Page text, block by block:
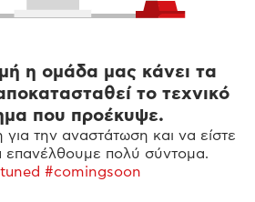
η ομάδα μας κάνει τα
το τεχνικό
που προέκυψε.
την αναστάτωση και να είστε
επανέλθουμε πολύ σύντομα.
#comingsoon